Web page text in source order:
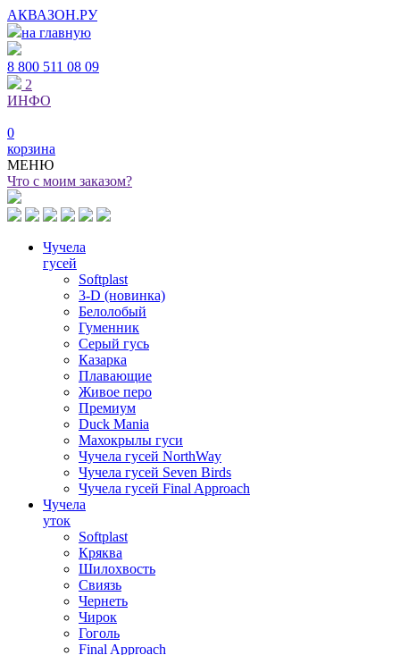
АКВАЗОН.РУ
на главную
8 800 511 08 09
2
ИНФО
0
корзина
МЕНЮ
Что с моим заказом?
Чучела
гусей
Softplast
3-D (новинка)
Белолобый
Гуменник
Серый гусь
Казарка
Плавающие
Живое перо
Премиум
Duck Mania
Махокрылы гуси
Чучела гусей NorthWay
Чучела гусей Seven Birds
Чучела гусей Final Approach
Чучела
уток
Softplast
Кряква
Шилохвость
Свиязь
Чернеть
Чирок
Гоголь
Final Approach